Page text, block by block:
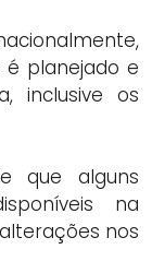
é planejado e
inclusive os
que alguns
na
nos